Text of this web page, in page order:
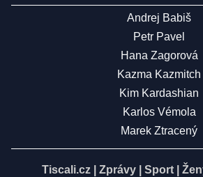
Andrej Babiš
Petr Pavel
Hana Zagorová
Kazma Kazmitch
Kim Kardashian
Karlos Vémola
Marek Ztracený
Tiscali.cz Zprávy Sport